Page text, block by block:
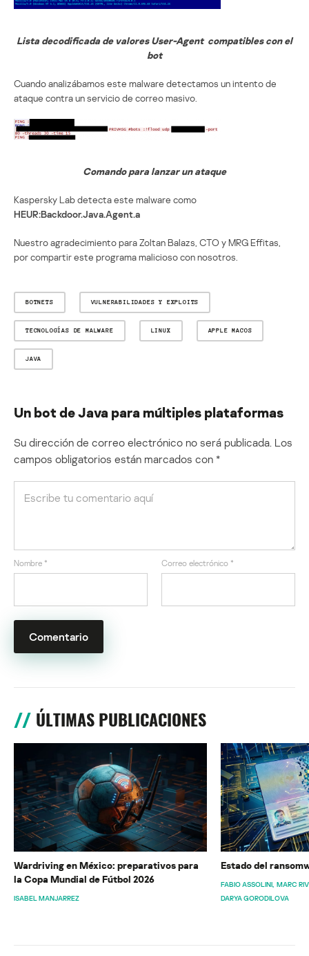
Lista decodificada de valores User-Agent compatibles con el
bot
Cuando analizábamos este malware detectamos un intento de
ataque contra un servicio de correo masivo.
Comando para lanzar un ataque
Kaspersky Lab detecta este malware como
HEUR:Backdoor.Java.Agent.a
Nuestro agradecimiento para Zoltan Balazs, CTO y MRG Effitas,
por compartir este programa malicioso con nosotros.
BOTNETS VULNERABILIDADES Y EXPLOITS
TECNOLOGÍAS DE MALWARE LINUX APPLE MACOS
JAVA
Un bot de Java para múltiples plataformas
Su dirección de correo electrónico no será publicada. Los
campos obligatorios están marcados con *
Nombre * Correo electrónico *
ÚLTIMAS PUBLICACIONES
Wardriving en México: preparativos para
la Copa Mundial de Fútbol 2026
ISABEL MANJARREZ
Estado del
FABIO ASSOLINI MARC
DARYA GORODILOVA